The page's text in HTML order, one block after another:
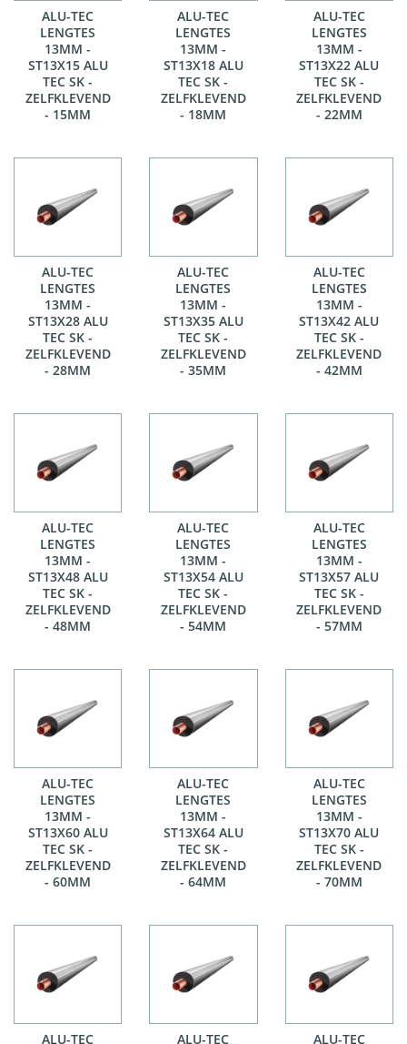
ALU-TEC
LENGTES
13MM -
ST13X15 ALU
TEC SK -
ZELFKLEVEND
- 15MM
ALU-TEC
LENGTES
13MM -
ST13X18 ALU
TEC SK -
ZELFKLEVEND
- 18MM
ALU-TEC
LENGTES
13MM -
ST13X22 ALU
TEC SK -
ZELFKLEVEND
- 22MM
ALU-TEC
LENGTES
13MM -
ST13X28 ALU
TEC SK -
ZELFKLEVEND
- 28MM
ALU-TEC
LENGTES
13MM -
ST13X35 ALU
TEC SK -
ZELFKLEVEND
- 35MM
ALU-TEC
LENGTES
13MM -
ST13X42 ALU
TEC SK -
ZELFKLEVEND
- 42MM
ALU-TEC
LENGTES
13MM -
ST13X48 ALU
TEC SK -
ZELFKLEVEND
- 48MM
ALU-TEC
LENGTES
13MM -
ST13X54 ALU
TEC SK -
ZELFKLEVEND
- 54MM
ALU-TEC
LENGTES
13MM -
ST13X57 ALU
TEC SK -
ZELFKLEVEND
- 57MM
ALU-TEC
LENGTES
13MM -
ST13X60 ALU
TEC SK -
ZELFKLEVEND
- 60MM
ALU-TEC
LENGTES
13MM -
ST13X64 ALU
TEC SK -
ZELFKLEVEND
- 64MM
ALU-TEC
LENGTES
13MM -
ST13X70 ALU
TEC SK -
ZELFKLEVEND
- 70MM
ALU-TEC
ALU-TEC
ALU-TEC